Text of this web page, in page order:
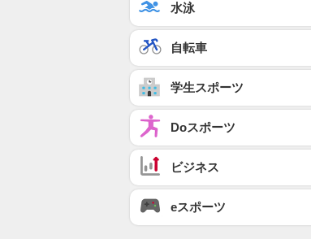
水泳
自転車
学生スポーツ
Doスポーツ
ビジネス
eスポーツ